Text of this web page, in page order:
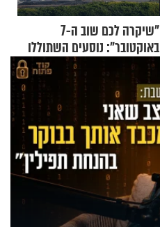
"שיקרה לכם שוב ה-7
באוקטובר": נוסעים השתוללו
בטיסה לפרנקפורט ונעצרו
לאחר שתקפו שוטרים